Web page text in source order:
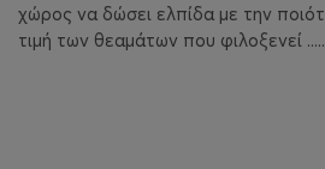
χώρος να δώσει ελπίδα με την
τιμή των θεαμάτων που φιλοξενεί